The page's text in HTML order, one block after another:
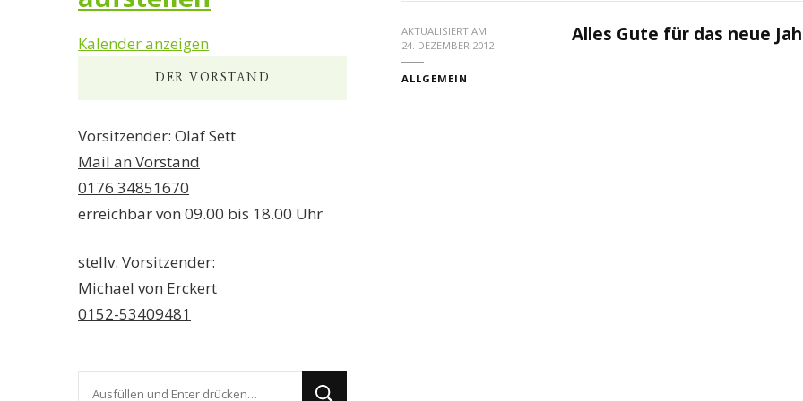
AKTUALISIERT AM
24. DEZEMBER 2012
ALLGEMEIN
Alles Gute für das neue
Kalender anzeigen
DER VORSTAND
Vorsitzender: Olaf Sett
Mail an Vorstand
0176 34851670
erreichbar von 09.00 bis 18.00 Uhr
stellv. Vorsitzender:
Michael von Erckert
0152-53409481